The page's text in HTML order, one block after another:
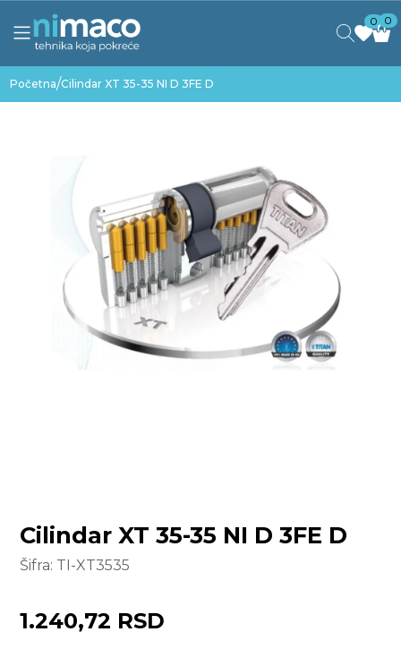
0 0
Početna/Cilindar XT 35-35 NI D 3FE D
Cilindar XT 35-35 NI D 3FE D
Šifra: TI-XT3535
1.240,72 RSD